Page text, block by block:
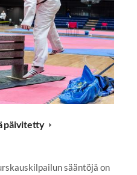
päivitetty
sääntöjä on